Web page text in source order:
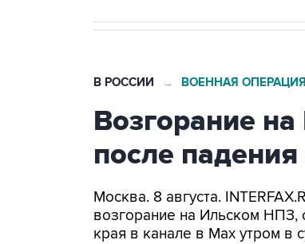
В РОССИИ → ВОЕННАЯ
Возгорание
после
Москва. 8 августа.
возгорание на Ильском НПЗ,
края в канале в Max утром в